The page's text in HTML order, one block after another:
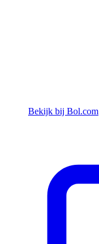
Bekijk bij Bol.com